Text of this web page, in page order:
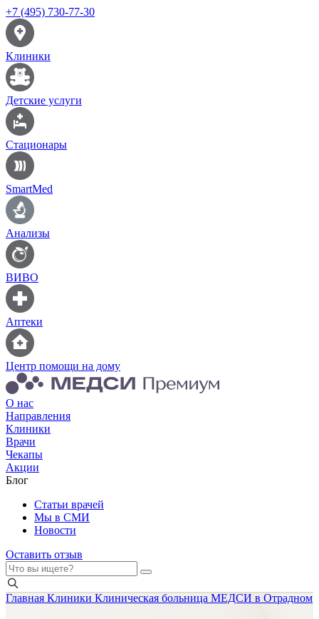
+7 (495) 730-77-30
Клиники
Детские услуги
Стационары
SmartMed
Анализы
ВИВО
Аптеки
Центр помощи на дому
О нас
Направления
Клиники
Врачи
Чекапы
Акции
Блог
Статьи врачей
Мы в СМИ
Новости
Оставить отзыв
Главная Клиники Клиническая больница МЕДСИ в Отрадном